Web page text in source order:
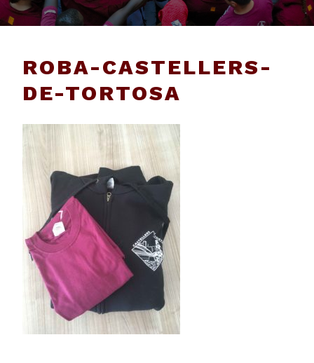
ROBA-CASTELLERS-
DE-TORTOSA